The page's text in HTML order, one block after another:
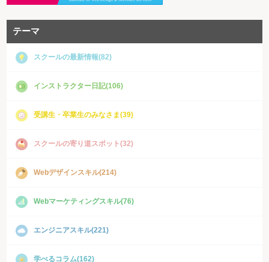
テーマ
スクールの最新情報(82)
インストラクター日記(106)
受講生・卒業生のみなさま(39)
スクールの寄り道スポット(32)
Webデザインスキル(214)
Webマーケティングスキル(76)
エンジニアスキル(221)
学べるコラム(162)